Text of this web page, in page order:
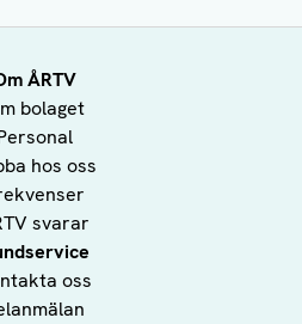
ÅRTV
bolaget
hos oss
svarar
oss